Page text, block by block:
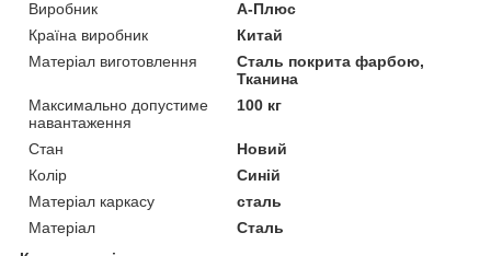
Виробник
А-Плюс
Країна виробник
Китай
Матеріал виготовлення
Сталь покрита фарбою,
Тканина
Максимально допустиме
навантаження
100 кг
Стан
Новий
Колір
Синій
Матеріал каркасу
сталь
Матеріал
Сталь